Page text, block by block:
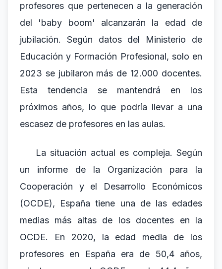
profesores que pertenecen a la generación
del 'baby boom' alcanzarán la edad de
jubilación. Según datos del Ministerio de
Educación y Formación Profesional, solo en
2023 se jubilaron más de 12.000 docentes.
Esta tendencia se mantendrá en los
próximos años, lo que podría llevar a una
escasez de profesores en las aulas.
La situación actual es compleja. Según
un informe de la Organización para la
Cooperación y el Desarrollo Económicos
(OCDE), España tiene una de las edades
medias más altas de los docentes en la
OCDE. En 2020, la edad media de los
profesores en España era de 50,4 años,